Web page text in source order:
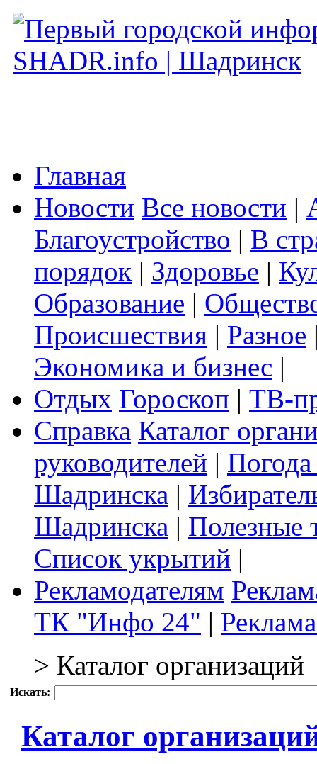
Главная
Новости Все новости |
Благоустройство | В
порядок | Здоровье |
Образование |
Происшествия | Разное
Экономика и бизнес |
Отдых Гороскоп | ТВ-
Справка Каталог
руководителей |
Шадринска |
Шадринска | Полезные
Список укрытий |
Рекламодателям
ТК "Инфо 24" |
> Каталог организаций
Искать:
Каталог